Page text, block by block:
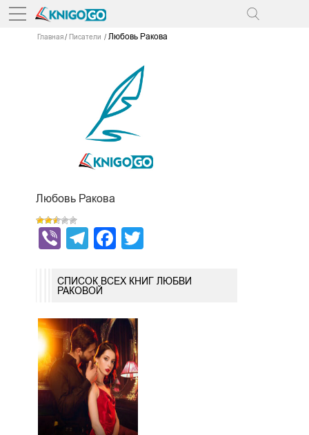
Главная Писатели Любовь Ракова
Любовь Ракова
ViberTelegram
Facebook
СПИСОК ВСЕХ КНИГ ЛЮБВИ
РАКОВОЙ